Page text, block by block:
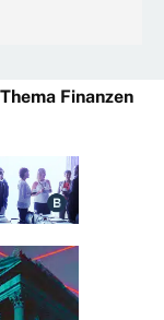
Finanzen